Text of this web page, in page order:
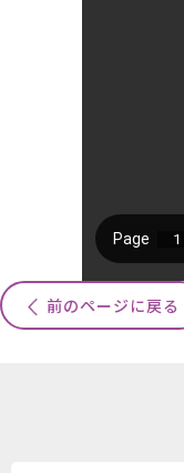
前のページに戻る